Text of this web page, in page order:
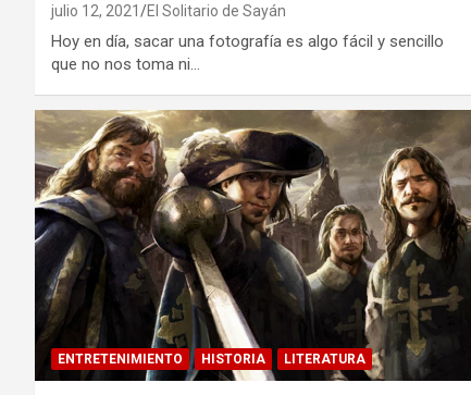
julio 12, 2021 El Solitario de Sayán
Hoy en día, sacar una fotografía es algo fácil y sencillo
que no nos toma ni…
ENTRETENIMIENTO HISTORIA LITERATURA